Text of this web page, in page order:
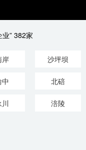
” 382家
岸 沙坪坝
北碚
川 涪陵